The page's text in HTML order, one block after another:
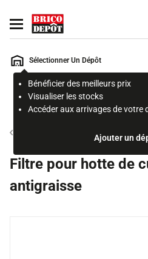
Ouvrir le menu
Sélectionner Un Dépôt
Bénéficier des meilleurs prix
Visualiser les stocks
Accéder aux arrivages de votre
Ajouter un
Rechercher
page
Accessoire electroménager
Filtre pour hotte de
antigraisse